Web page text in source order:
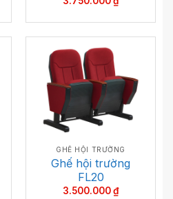
GHẾ HỘI TRƯỜNG
Ghế hội trường
FL20
3.500.000₫